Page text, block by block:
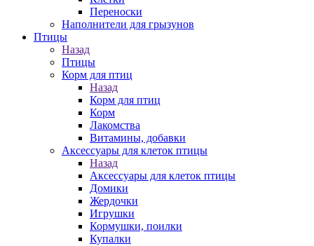
Переноски
Наполнители для грызунов
Птицы
Назад
Птицы
Корм для птиц
Назад
Корм для птиц
Корм
Лакомства
Витамины, добавки
Аксессуары для клеток птицы
Назад
Аксессуары для клеток птицы
Домики
Жердочки
Игрушки
Кормушки, поилки
Купалки